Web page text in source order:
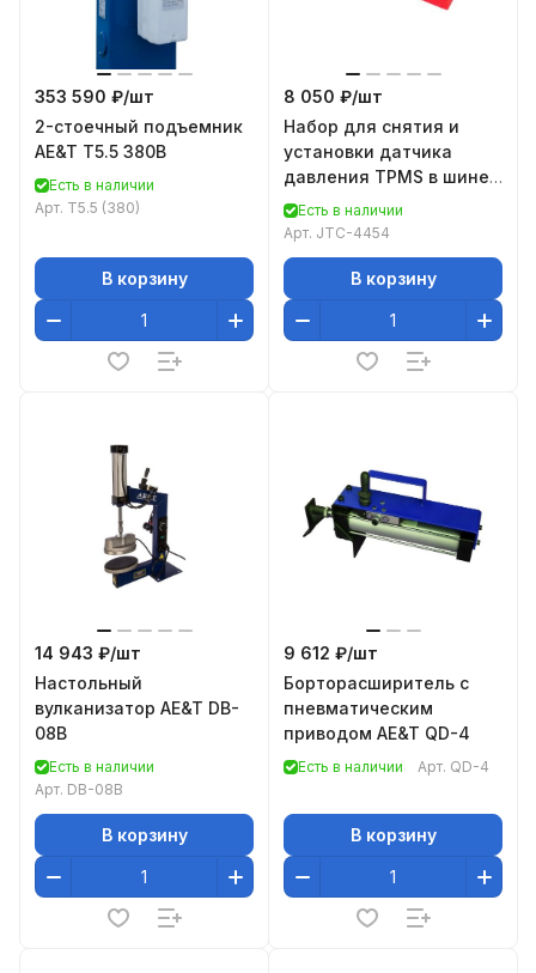
353 590 ₽/шт
2-стоечный подъемник
AE&T Т5.5 380В
Есть в наличии
Арт. T5.5 (380)
В корзину
8 050 ₽/шт
Набор для снятия и
установки датчика
давления TPMS в шине
JTC-4454
Есть в наличии
Арт. JTC-4454
В корзину
14 943 ₽/шт
Настольный
вулканизатор AE&T DB-
08B
Есть в наличии
Арт. DB-08B
В корзину
9 612 ₽/шт
Борторасширитель с
пневматическим
приводом AE&T QD-4
Есть в наличии Арт. QD-4
В корзину